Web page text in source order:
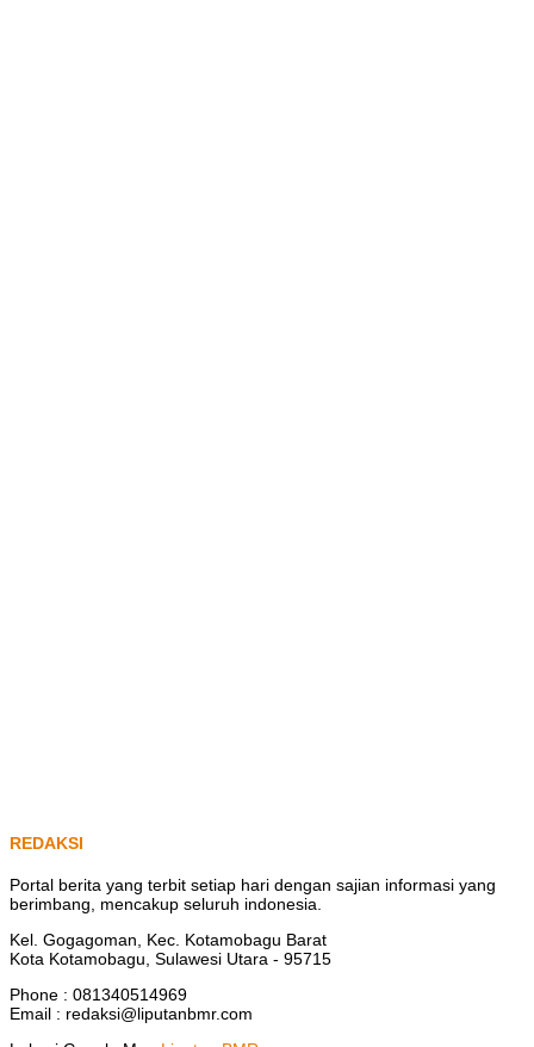
REDAKSI
Portal berita yang terbit setiap hari dengan sajian informasi yang
berimbang, mencakup seluruh indonesia.
Kel. Gogagoman, Kec. Kotamobagu Barat
Kota Kotamobagu, Sulawesi Utara - 95715
Phone : 081340514969
Email : redaksi@liputanbmr.com